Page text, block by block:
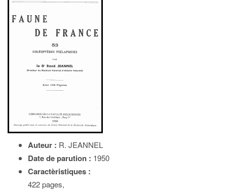
Auteur : R. JEANNEL
Date de parution : 1950
Caractèristiques :
422 pages,